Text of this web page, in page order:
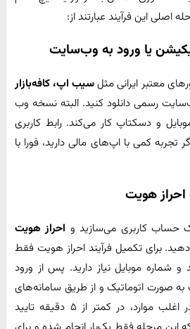
یا ورود به وب‌سایت
معتبر ایرانی مثلسیب اپ، کافه‌بازار
رسمی دانلود کنید. البته نسخه وب
و دسکتاپ کار می‌کند. رابط کاربری
کمی با اپ‌های مالی دارید، فورا با
هویت
حساب کاربری می‌سازید و احراز هویت
برای تکمیل فرآیند احراز هویت فقط
و شماره موبایل نیاز دارید. پس از ورود
به‌ صورت اتوماتیک و از طریق سامانه‌های
رسمی تکمیل می‌شود و در اغلب موارد، در کمتر از ۵ دقیقه تایید